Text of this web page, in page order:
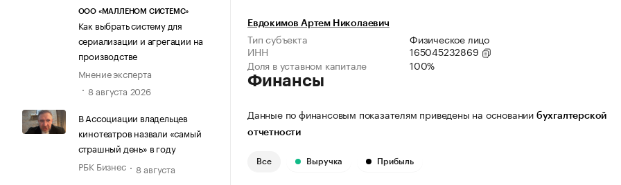
ООО «МАЛЛЕНОМ СИСТЕМС»
Как выбрать систему для
сериализации и агрегации на
производстве
Мнение эксперта
8 августа 2026
В Ассоциации владельцев
кинотеатров назвали «самый
страшный день» в году
РБК Бизнес
8 августа
Евдокимов Артем Николаевич
Тип субъекта
Физическое лицо
ИНН
165045232869
Доля в уставном капитале
100%
Финансы
Данные по финансовым показателям приведены на основании бухгалтерской
отчетности
Все Выручка Прибыль